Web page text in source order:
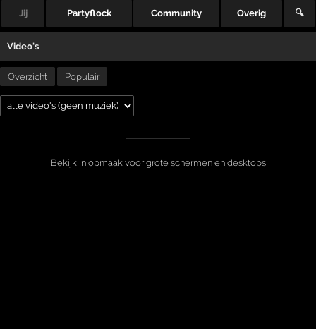
Jij Partyflock Community Overig 🔍
Video's
Overzicht Populair
Bekijk in opmaak voor grote schermen en desktops